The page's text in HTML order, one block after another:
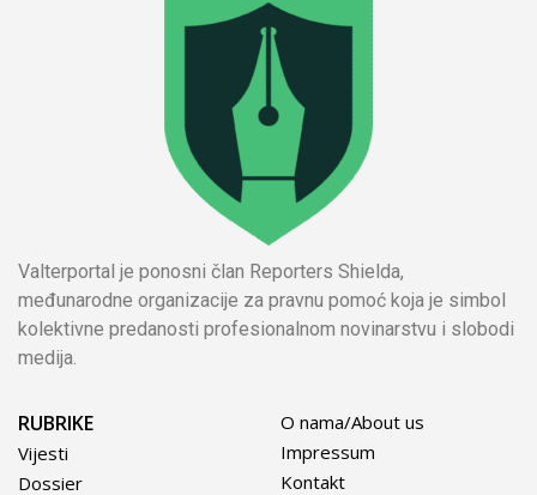
Valterportal je ponosni član Reporters Shielda,
međunarodne organizacije za pravnu pomoć koja je simbol
kolektivne predanosti profesionalnom novinarstvu i slobodi
medija.
RUBRIKE
Vijesti
Dossier
O nama/About us
Impressum
Kontakt